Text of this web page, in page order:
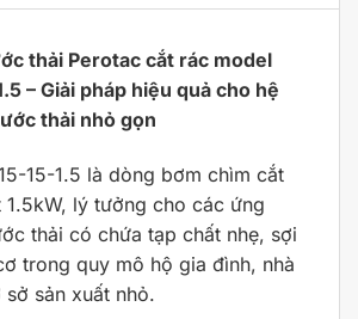
thải Perotac cắt rác model
– Giải pháp hiệu quả cho hệ
thải nhỏ gọn
15-1.5 là dòng bơm chìm cắt
1.5kW, lý tưởng cho các ứng
thải có chứa tạp chất nhẹ, sợi
trong quy mô hộ gia đình, nhà
sản xuất nhỏ.